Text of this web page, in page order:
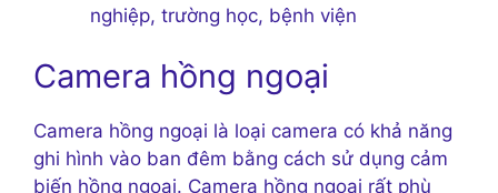
nghiệp, trường học, bệnh viện
Camera hồng ngoại
Camera hồng ngoại là loại camera có khả năng
ghi hình vào ban đêm bằng cách sử dụng cảm
biến hồng ngoại. Camera hồng ngoại rất phù